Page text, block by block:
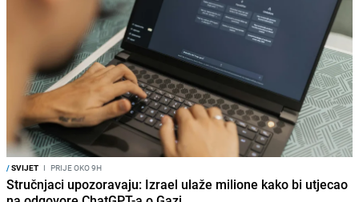
/SVIJET I PRIJE OKO 9H
Stručnjaci upozoravaju: Izrael ulaže milione kako bi utjecao